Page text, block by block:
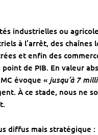
industrielles ou
à l’arrêt, des chaînes
et enfin des
de PIB. En valeur
évoque « jusqu’à 7
À ce stade, nous ne
diffus mais stratégique :